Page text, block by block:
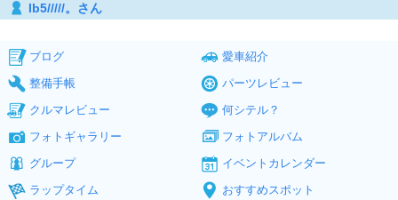
lb5/////。さん
ブログ
愛車紹介
整備手帳
パーツレビュー
クルマレビュー
何シテル？
フォトギャラリー
フォトアルバム
グループ
イベントカレンダー
ラップタイム
おすすめスポット